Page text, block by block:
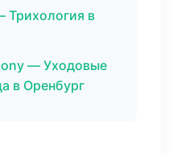
Трихология в
— Уходовые
в Оренбург